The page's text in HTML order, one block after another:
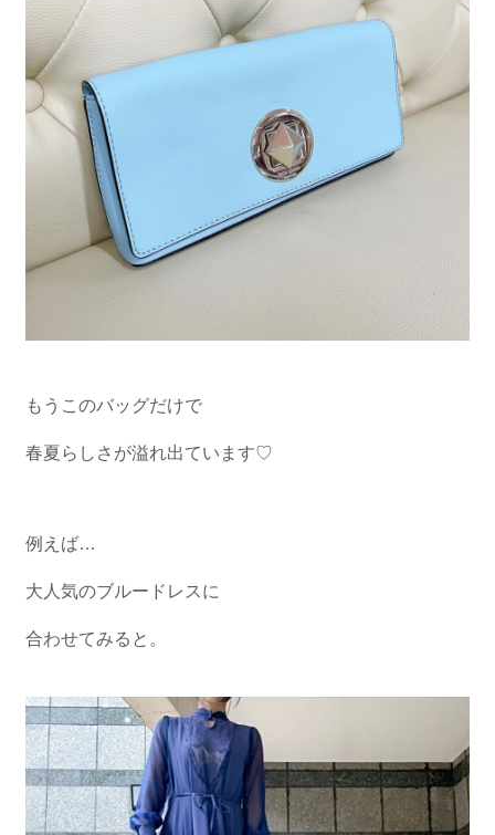
もうこのバッグだけで
春夏らしさが溢れ出ています♡
例えば…
大人気のブルードレスに
合わせてみると。